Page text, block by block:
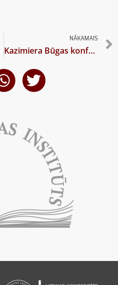
NĀKAMAIS
Kazimiera Būgas konference Viļņā